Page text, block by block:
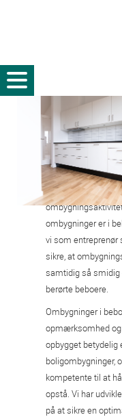
Ombygning af
ombygninger er i
vi som entreprenør
sikre, at
samtidig så
berørte beboere.
Ombygninger i
opmærksomhed
opbygget betydelig
boligombygninger,
kompetente til at
opstå. Vi har
på at sikre en